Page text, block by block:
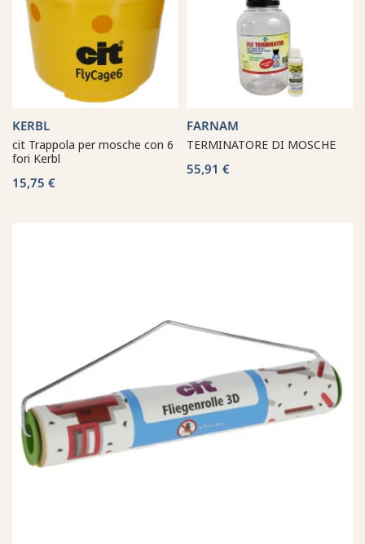
KERBL
cit Trappola per mosche con 6
fori Kerbl
15,75 €
FARNAM
TERMINATORE DI MOSCHE
55,91 €